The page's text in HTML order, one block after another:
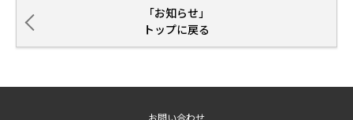
「お知らせ」
トップに戻る